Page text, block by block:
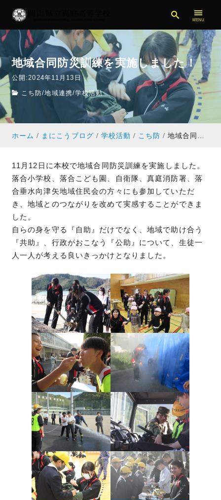
地域合同防災訓練を実施しました！
公開:2024年11月13日
こち防/地域連携/学校活動
ホーム まにこうブログ 学校活動 こち防 地域合同防災訓練を実施しました！
11月12日に本校で地域合同防災訓練を実施しました。
落合小学校、落合こども園、自衛隊、真庭消防署、落
合垂水向津矢地域住民会の方々にも参加していただ
き、地域とのつながりを改めて実感することができま
した。
自らの身を守る『自助』だけでなく、地域で助け合う
『共助』、行政がおこなう『公助』について、生徒一
人一人が考える良いきっかけとなりました。